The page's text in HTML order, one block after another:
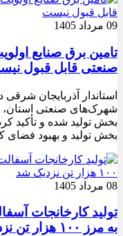
09 مرداد 1405
تامین برق صنایع
صنعتی قابل قبول
استاندار آذربایجان
شهرک‌های صنعتی استان،
بخش تولید شده و تأکید
بخش تولید و بهبود
08 مرداد 1405
تولید کارخانجات
به مرز ۱۰۰ هزار تن نزدیک شد